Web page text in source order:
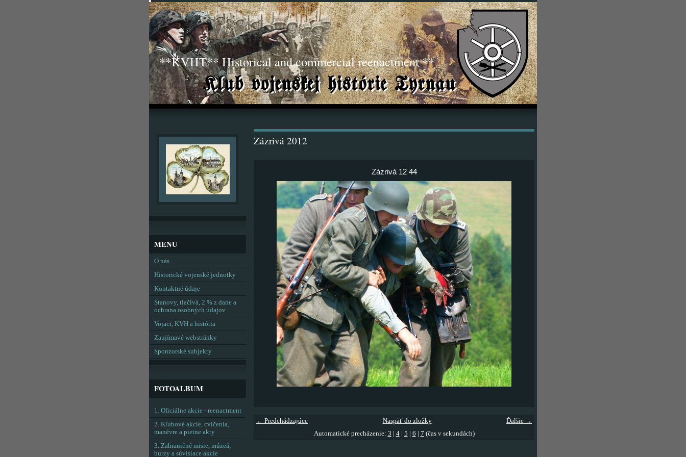
**KVHT** Historical and commercial reenactment **
Zázrivá 2012
Zázrivá 12 44
← Predchádzajúce Ďalšie →
Naspäť do zložky
Automatické precházenie: 3 4| 5 6 7 (čas v sekundách)
MENU
O nás
Historické vojenské jednotky
Kontaktné údaje
Stanovy, tlačivá, 2 % z dane a
ochrana osobných údajov
Vojaci, KVH a história
Zaujímavé webstránky
Sponzorské subjekty
FOTOALBUM
1. Oficiálne akcie - reenactment
2. Klubové akcie, cvičenia,
manévre a pietne akty
3. Zahraničné misie, múzeá,
burzy a súvisiace akcie